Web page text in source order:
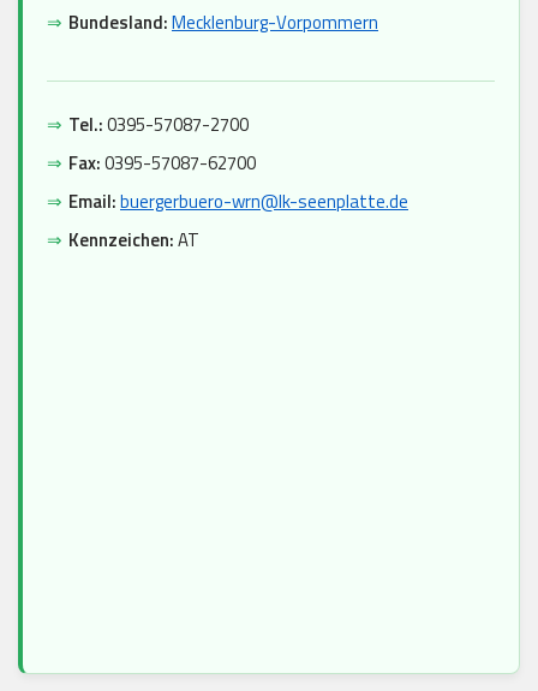
⇒ Bundesland:Mecklenburg-Vorpommern
⇒ Tel.:0395-57087-2700
⇒ Fax:0395-57087-62700
⇒ Email:buergerbuero-wrn@lk-seenplatte.de
⇒ Kennzeichen:AT